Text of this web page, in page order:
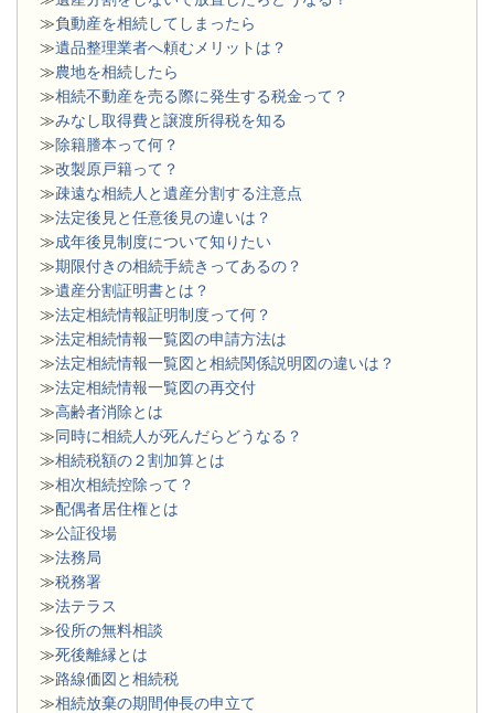
≫負動産を相続してしまったら
≫遺品整理業者へ頼むメリットは？
≫農地を相続したら
≫相続不動産を売る際に発生する税金って？
≫みなし取得費と譲渡所得税を知る
≫除籍謄本って何？
≫改製原戸籍って？
≫疎遠な相続人と遺産分割する注意点
≫法定後見と任意後見の違いは？
≫成年後見制度について知りたい
≫期限付きの相続手続きってあるの？
≫遺産分割証明書とは？
≫法定相続情報証明制度って何？
≫法定相続情報一覧図の申請方法は
≫法定相続情報一覧図と相続関係説明図の違いは？
≫法定相続情報一覧図の再交付
≫高齢者消除とは
≫同時に相続人が死んだらどうなる？
≫相続税額の２割加算とは
≫相次相続控除って？
≫配偶者居住権とは
≫公証役場
≫法務局
≫税務署
≫法テラス
≫役所の無料相談
≫死後離縁とは
≫路線価図と相続税
≫相続放棄の期間伸長の申立て